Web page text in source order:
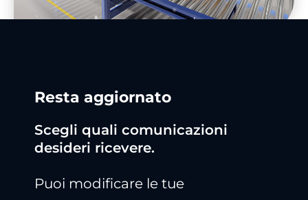
Resta aggiornato
Scegli quali comunicazioni
desideri ricevere.
Puoi modificare le tue